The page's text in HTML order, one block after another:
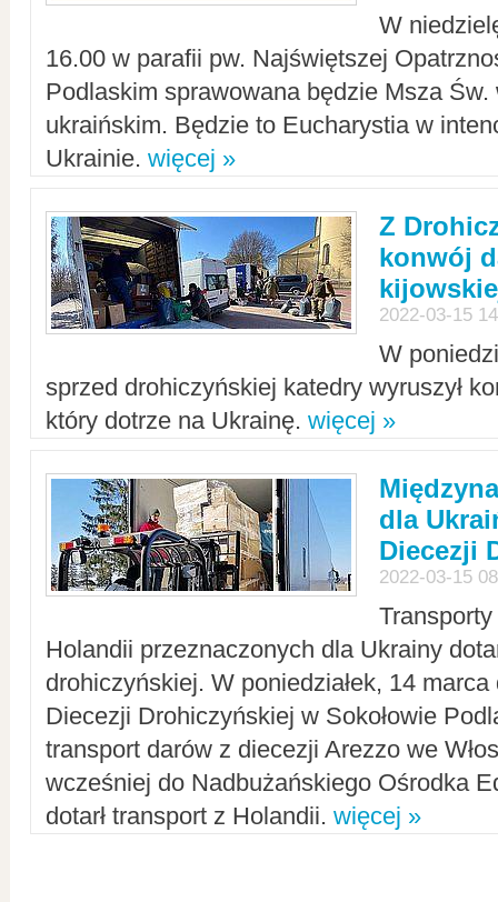
W
16.00 w parafii pw. Najświętszej
Podlaskim sprawowana będzie Msza Św.
ukraińskim. Będzie to Eucharystia w
Ukrainie. więcej »
Z
konwój
2022-03-15
W
sprzed drohiczyńskiej katedry wyruszył
który dotrze na Ukrainę. więcej »
dla
Diecezji
2022-03-15
Holandii przeznaczonych dla Ukrainy
drohiczyńskiej. W poniedziałek, 14
Diecezji Drohiczyńskiej w Sokołowie
transport darów z diecezji Arezzo we
wcześniej do Nadbużańskiego Ośrodka
dotarł transport z Holandii. więcej »